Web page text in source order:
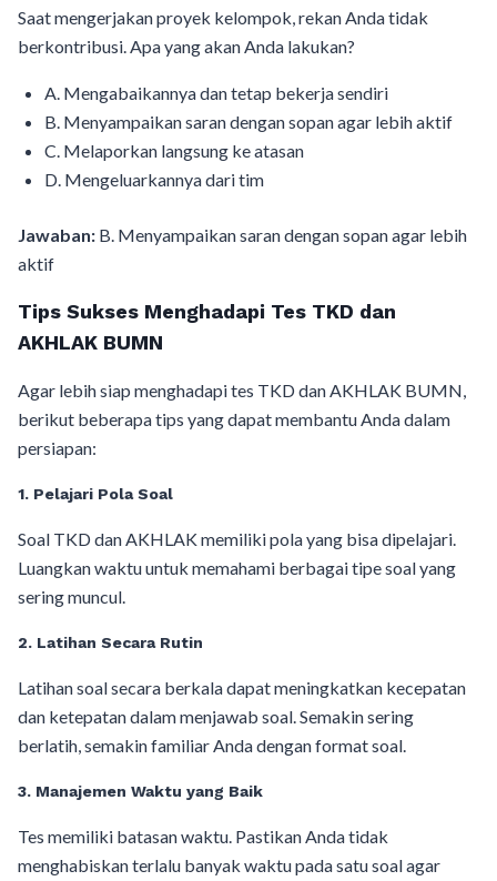
Saat mengerjakan proyek kelompok, rekan Anda tidak
berkontribusi. Apa yang akan Anda lakukan?
A. Mengabaikannya dan tetap bekerja sendiri
B. Menyampaikan saran dengan sopan agar lebih aktif
C. Melaporkan langsung ke atasan
D. Mengeluarkannya dari tim
Jawaban: B. Menyampaikan saran dengan sopan agar lebih
aktif
Tips Sukses Menghadapi Tes TKD dan
AKHLAK BUMN
Agar lebih siap menghadapi tes TKD dan AKHLAK BUMN,
berikut beberapa tips yang dapat membantu Anda dalam
persiapan:
1. Pelajari Pola Soal
Soal TKD dan AKHLAK memiliki pola yang bisa dipelajari.
Luangkan waktu untuk memahami berbagai tipe soal yang
sering muncul.
2. Latihan Secara Rutin
Latihan soal secara berkala dapat meningkatkan kecepatan
dan ketepatan dalam menjawab soal. Semakin sering
berlatih, semakin familiar Anda dengan format soal.
3. Manajemen Waktu yang Baik
Tes memiliki batasan waktu. Pastikan Anda tidak
menghabiskan terlalu banyak waktu pada satu soal agar